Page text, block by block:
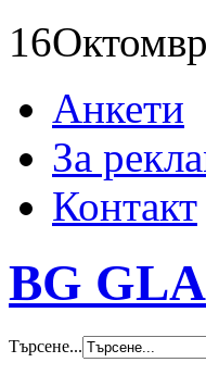
16
Анкети
За
Контакт
BG
Търсене...